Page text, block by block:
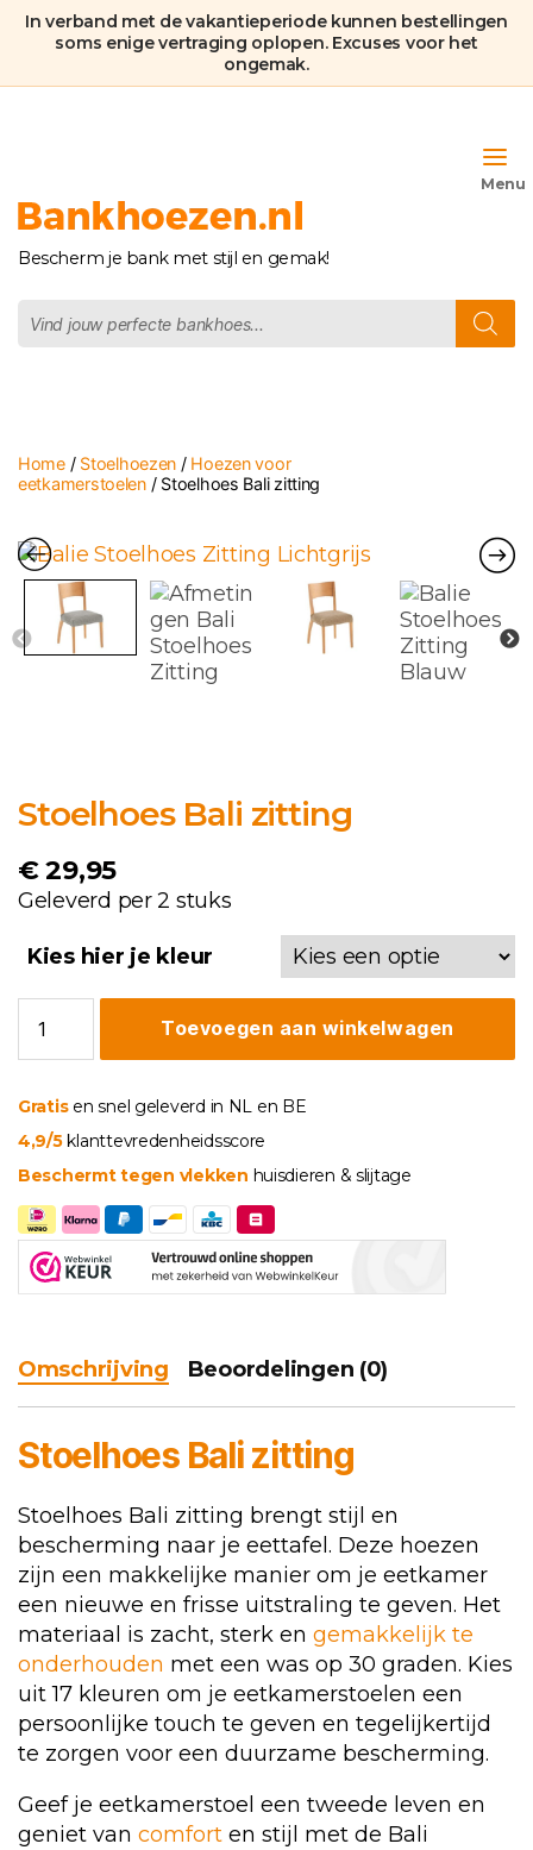
In verband met de vakantieperiode kunnen bestellingen
soms enige vertraging oplopen. Excuses voor het
ongemak.
Bankhoezen.nl
Bescherm je bank met stijl en gemak!
zoeken
Home/ Stoelhoezen / Hoezen voor
eetkamerstoelen/ Stoelhoes Bali zitting
Stoelhoes Bali zitting
€29,95
Geleverd per 2 stuks
Kies hier je kleur
Stoelhoes
Bali
zitting
Toevoegen aan winkelwagen
Gratisen snel geleverd in NL en BE
4,9/5 klanttevredenheidsscore
Beschermt tegen vlekken huisdieren & slijtage
Omschrijving Beoordelingen (0)
Stoelhoes Bali zitting
Stoelhoes Bali zitting brengt stijl en
bescherming naar je eettafel. Deze hoezen
zijn een makkelijke manier om je eetkamer
een nieuwe en frisse uitstraling te geven. Het
materiaal is zacht, sterk en gemakkelijk te
onderhouden met een was op 30 graden. Kies
uit 17 kleuren om je eetkamerstoelen een
persoonlijke touch te geven en tegelijkertijd
te zorgen voor een duurzame bescherming.
Geef je eetkamerstoel een tweede leven en
geniet van comfort en stijl met de Bali